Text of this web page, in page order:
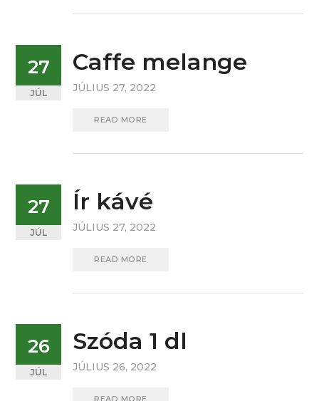
27
JÚL
Caffe melange
JÚLIUS 27, 2022
READ MORE
27
JÚL
Ír kávé
JÚLIUS 27, 2022
READ MORE
26
JÚL
Szóda 1 dl
JÚLIUS 26, 2022
READ MORE